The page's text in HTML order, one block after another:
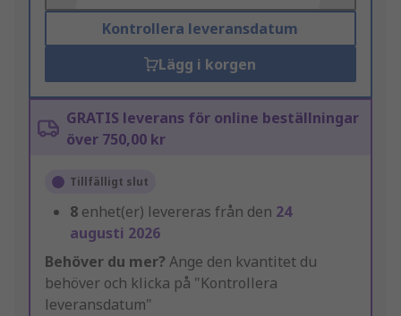
Kontrollera leveransdatum
Lägg i korgen
GRATIS leverans för online beställningar
över 750,00 kr
Tillfälligt slut
8 enhet(er) levereras från den 24
augusti 2026
Behöver du mer? Ange den kvantitet du
behöver och klicka på "Kontrollera
leveransdatum"